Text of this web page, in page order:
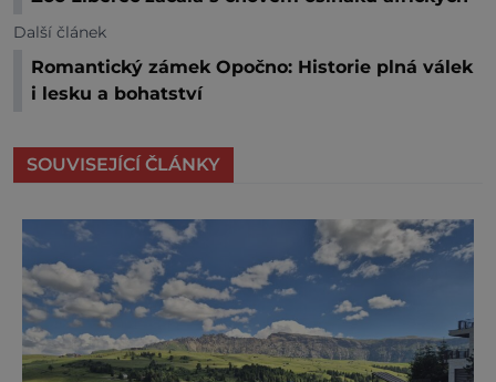
Další článek
Romantický zámek Opočno: Historie plná válek
i lesku a bohatství
SOUVISEJÍCÍ ČLÁNKY